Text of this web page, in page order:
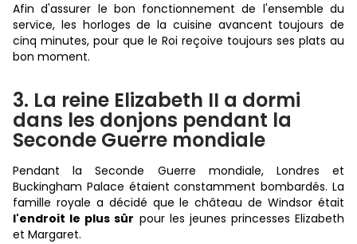
Afin d'assurer le bon fonctionnement de l'ensemble du
service, les horloges de la cuisine avancent toujours de
cinq minutes, pour que le Roi reçoive toujours ses plats au
bon moment.
3. La reine Elizabeth II a dormi
dans les donjons pendant la
Seconde Guerre mondiale
Pendant la Seconde Guerre mondiale, Londres et
Buckingham Palace étaient constamment bombardés. La
famille royale a décidé que le château de Windsor était
l'endroit le plus sûr pour les jeunes princesses Elizabeth
et Margaret.